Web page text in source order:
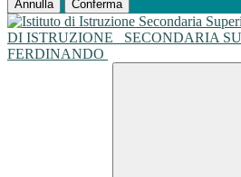
Annulla Conferma
DI ISTRUZIONE
SECONDARIA
FERDINANDO